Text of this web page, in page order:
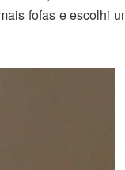
fofas e escolhi